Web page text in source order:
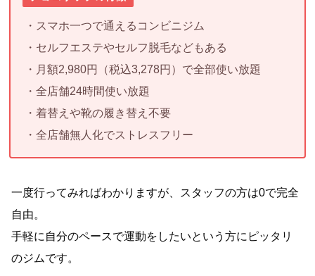
・スマホ一つで通えるコンビニジム
・セルフエステやセルフ脱毛などもある
・月額2,980円（税込3,278円）で全部使い放題
・全店舗24時間使い放題
・着替えや靴の履き替え不要
・全店舗無人化でストレスフリー
一度行ってみればわかりますが、スタッフの方は0で完全
自由。
手軽に自分のペースで運動をしたいという方にピッタリ
のジムです。